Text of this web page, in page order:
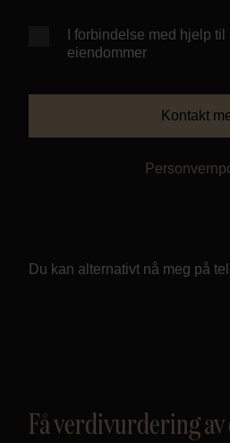
Personvern
I forbindelse med hjelp
eiendommer
Kontakt
Du kan alternativt nå meg på
Få verdivurdering